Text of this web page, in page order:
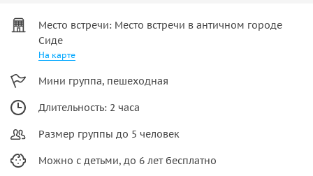
Место встречи: Место встречи в античном городе
Сиде
На карте
Мини группа, пешеходная
Длительность: 2 часа
Размер группы до 5 человек
Можно с детьми, до 6 лет бесплатно